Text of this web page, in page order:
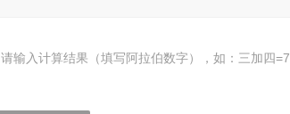
请输入计算结果（填写阿拉伯数字），如：三加四=7